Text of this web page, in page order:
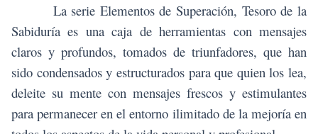
La serie Elementos de Superación, Tesoro de la
Sabiduría es una caja de herramientas con mensajes
claros y profundos, tomados de triunfadores, que han
sido condensados y estructurados para que quien los lea,
deleite su mente con mensajes frescos y estimulantes
para permanecer en el entorno ilimitado de la mejoría en